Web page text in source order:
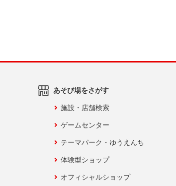
あそび場をさがす
施設・店舗検索
ゲームセンター
テーマパーク・ゆうえんち
体験型ショップ
オフィシャルショップ